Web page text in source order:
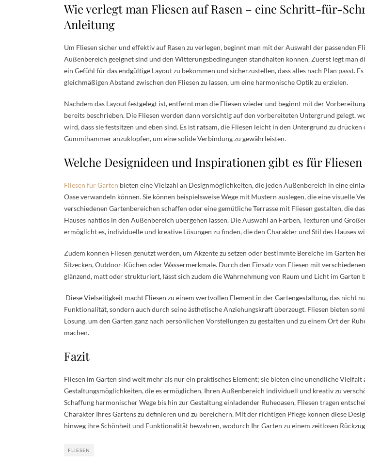
Wie verlegt man Fliesen auf Rasen – eine Schritt-für-
Anleitung
Um Fliesen sicher und effektiv auf Rasen zu verlegen, beginnt man mit der Auswahl der passenden
Außenbereich geeignet sind und den Witterungsbedingungen standhalten können. Zuerst legt man
ein Gefühl für das endgültige Layout zu bekommen und sicherzustellen, dass alles nach Plan passt.
gleichmäßigen Abstand zwischen den Fliesen zu lassen, um eine harmonische Optik zu erzielen.
Nachdem das Layout festgelegt ist, entfernt man die Fliesen wieder und beginnt mit der
bereits beschrieben. Die Fliesen werden dann vorsichtig auf den vorbereiteten Untergrund gelegt,
wird, dass sie festsitzen und eben sind. Es ist ratsam, die Fliesen leicht in den Untergrund zu
Gummihammer anzuklopfen, um eine solide Verbindung zu gewährleisten.
Welche Designideen und Inspirationen gibt es für
Fliesen für Garten bieten eine Vielzahl an Designmöglichkeiten, die jeden Außenbereich in eine
Oase verwandeln können. Sie können beispielsweise Wege mit Mustern auslegen, die eine visuelle
verschiedenen Gartenbereichen schaffen oder eine gemütliche Terrasse mit Fliesen gestalten, die
Hauses nahtlos in den Außenbereich übergehen lassen. Die Auswahl an Farben, Texturen und
ermöglicht es, individuelle und kreative Lösungen zu finden, die den Charakter und Stil des Hauses
Zudem können Fliesen genutzt werden, um Akzente zu setzen oder bestimmte Bereiche im Garten
Sitzecken, Outdoor-Küchen oder Wassermerkmale. Durch den Einsatz von Fliesen mit
glänzend, matt oder strukturiert, lässt sich zudem die Wahrnehmung von Raum und Licht im Garten
Diese Vielseitigkeit macht Fliesen zu einem wertvollen Element in der Gartengestaltung, das nicht
Funktionalität, sondern auch durch seine ästhetische Anziehungskraft überzeugt. Fliesen bieten
Lösung, um den Garten ganz nach persönlichen Vorstellungen zu gestalten und zu einem Ort der
machen.
Fazit
Fliesen im Garten sind weit mehr als nur ein praktisches Element; sie bieten eine unendliche Vielfalt
Gestaltungsmöglichkeiten, die es ermöglichen, Ihren Außenbereich individuell und kreativ zu
Schaffung harmonischer Wege bis hin zur Gestaltung einladender Ruheoasen, Fliesen tragen
Charakter Ihres Gartens zu definieren und zu bereichern. Mit der richtigen Pflege können diese
hinweg ihre Schönheit und Funktionalität bewahren, wodurch Ihr Garten zu einem zeitlosen
FLIESEN